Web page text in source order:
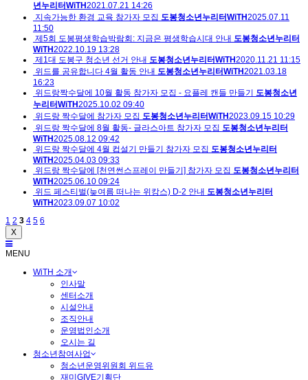
년누리터WiTH2021.07.21 14:26
지속가능한 환경 교육 참가자 모집 도봉청소년누리터WiTH2025.07.11
11:50
제5회 도봉평생학습박람회: 지금은 평생학습시대 안내 도봉청소년누리터
WiTH2022.10.19 13:28
제1대 도봉구 청소년 선거 안내 도봉청소년누리터WiTH2020.11.21 11:15
위드를 공유합니다 4월 활동 안내 도봉청소년누리터WiTH2021.03.18
16:23
위드랑짝수달에 10월 활동 참가자 모집 - 요플레 캔들 만들기 도봉청소년
누리터WiTH2025.10.02 09:40
위드랑 짝수달에 참가자 모집 도봉청소년누리터WiTH2023.09.15 10:29
위드랑 짝수달에 8월 활동- 글라스아트 참가자 모집 도봉청소년누리터
WiTH2025.08.12 09:42
위드랑 짝수달에 4월 컵설기 만들기 참가자 모집 도봉청소년누리터
WiTH2025.04.03 09:33
위드랑 짝수달에 [천연썬스프레이 만들기] 참가자 모집 도봉청소년누리터
WiTH2025.06.10 09:24
위드 페스티벌(늦여름 떠나는 위캉스) D-2 안내 도봉청소년누리터
WiTH2023.09.07 10:02
1 2 3 4 5 6
X
MENU
WiTH 소개
인사말
센터소개
시설안내
조직안내
운영법인소개
오시는 길
청소년참여사업
청소년운영위원회 위드유
재미GIVE기획단